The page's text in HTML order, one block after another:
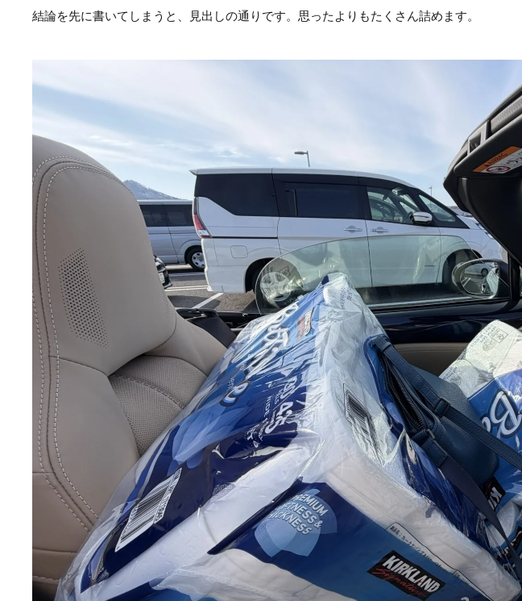
結論を先に書いてしまうと、見出しの通りです。思ったよりもたくさん詰めます。